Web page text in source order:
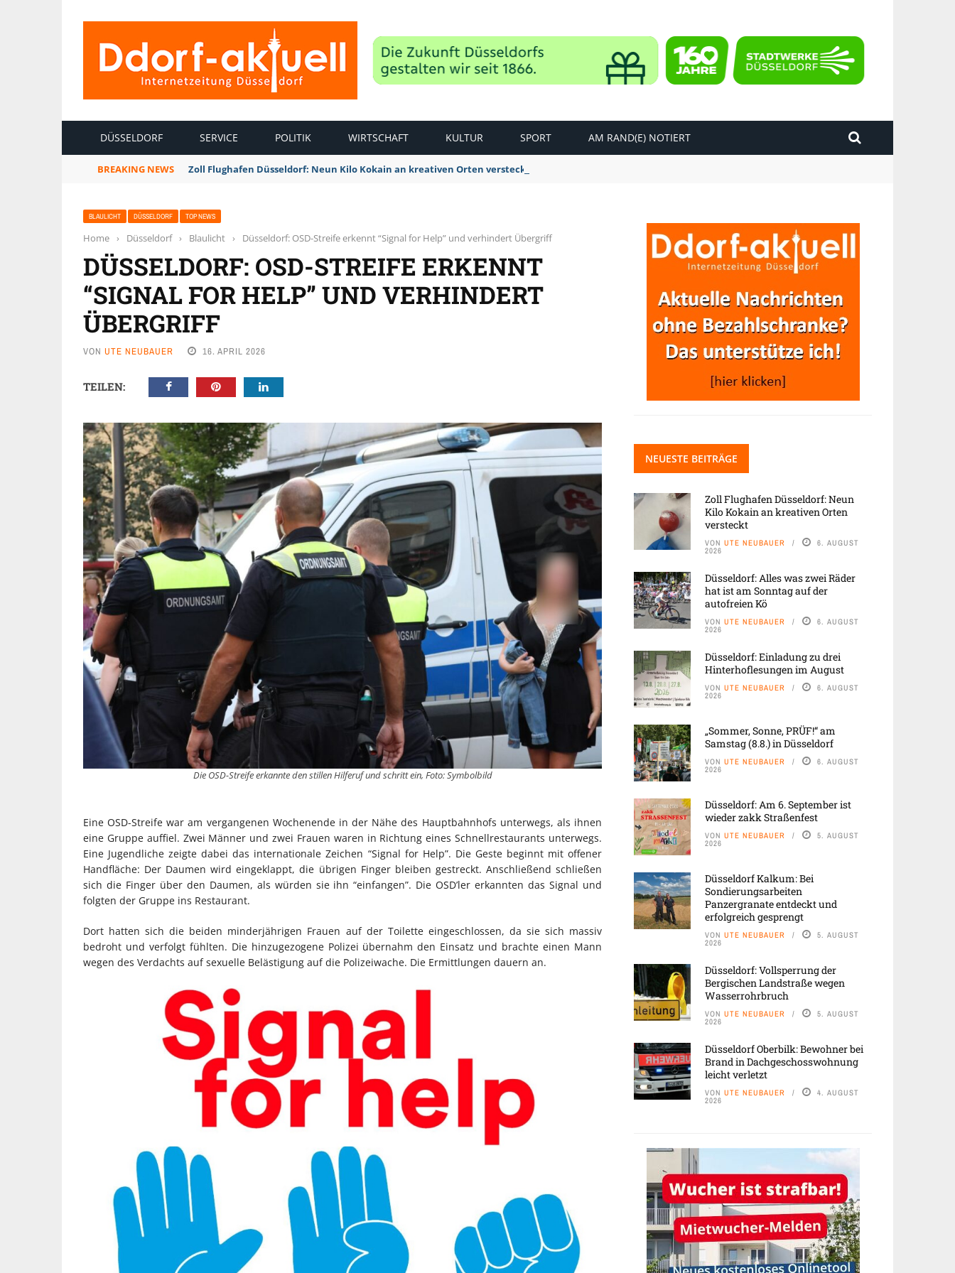
DÜSSELDORF SERVICE POLITIK WIRTSCHAFT KULTUR SPORT AM RAND(E) NOTIERT
BREAKING NEWS Zoll Flughafen Düsseldorf: Neun Kilo Kokain an kreativen Orten versteckt
BLAULICHT DÜSSELDORF TOP NEWS
Home › Düsseldorf › Blaulicht › Düsseldorf: OSD-Streife erkennt “Signal for Help” und verhindert Übergriff
DÜSSELDORF: OSD-STREIFE ERKENNT
“SIGNAL FOR HELP” UND VERHINDERT
ÜBERGRIFF
VON UTE NEUBAUER 16. APRIL 2026
TEILEN:
Die OSD-Streife erkannte den stillen Hilferuf und schritt ein, Foto: Symbolbild
Eine OSD-Streife war am vergangenen Wochenende in der Nähe des Hauptbahnhofs unterwegs, als ihnen
eine Gruppe auffiel. Zwei Männer und zwei Frauen waren in Richtung eines Schnellrestaurants unterwegs.
Eine Jugendliche zeigte dabei das internationale Zeichen “Signal for Help”. Die Geste beginnt mit offener
Handfläche: Der Daumen wird eingeklappt, die übrigen Finger bleiben gestreckt. Anschließend schließen
sich die Finger über den Daumen, als würden sie ihn “einfangen”. Die OSD’ler erkannten das Signal und
folgten der Gruppe ins Restaurant.
Dort hatten sich die beiden minderjährigen Frauen auf der Toilette eingeschlossen, da sie sich massiv
bedroht und verfolgt fühlten. Die hinzugezogene Polizei übernahm den Einsatz und brachte einen Mann
wegen des Verdachts auf sexuelle Belästigung auf die Polizeiwache. Die Ermittlungen dauern an.
NEUESTE BEITRÄGE
Zoll Flughafen Düsseldorf: Neun
Kilo Kokain an kreativen Orten
versteckt
VON UTE NEUBAUER 6. AUGUST
2026
Düsseldorf: Alles was zwei Räder
hat ist am Sonntag auf der
autofreien Kö
VON UTE NEUBAUER 6. AUGUST
2026
Düsseldorf: Einladung zu drei
Hinterhoflesungen im August
VON UTE NEUBAUER 6. AUGUST
2026
„Sommer, Sonne, PRÜF!“ am
Samstag (8.8.) in Düsseldorf
VON UTE NEUBAUER 6. AUGUST
2026
Düsseldorf: Am 6. September ist
wieder zakk Straßenfest
VON UTE NEUBAUER 5. AUGUST
2026
Düsseldorf Kalkum: Bei
Sondierungsarbeiten
Panzergranate entdeckt und
erfolgreich gesprengt
VON UTE NEUBAUER 5. AUGUST
2026
Düsseldorf: Vollsperrung der
Bergischen Landstraße wegen
Wasserrohrbruch
VON UTE NEUBAUER 5. AUGUST
2026
Düsseldorf Oberbilk: Bewohner bei
Brand in Dachgeschosswohnung
leicht verletzt
VON UTE NEUBAUER 4. AUGUST
2026